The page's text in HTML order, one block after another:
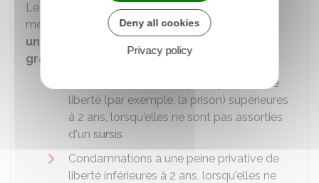
Le
est celui qui contient le moins de
mentions de condamnations. Il comporte
uniquement les condamnations les plus
graves
Condamnations à une peine privative de
liberté (par exemple, la prison) supérieures
à 2 ans, lorsqu'elles ne sont pas assorties
d'un sursis
Condamnations à une peine privative de
liberté inférieures à 2 ans, lorsqu'elles ne
Deny all cookies
Privacy policy